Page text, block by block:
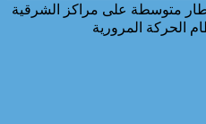
متوسطة على مراكز الشرقية
الحركة المرورية